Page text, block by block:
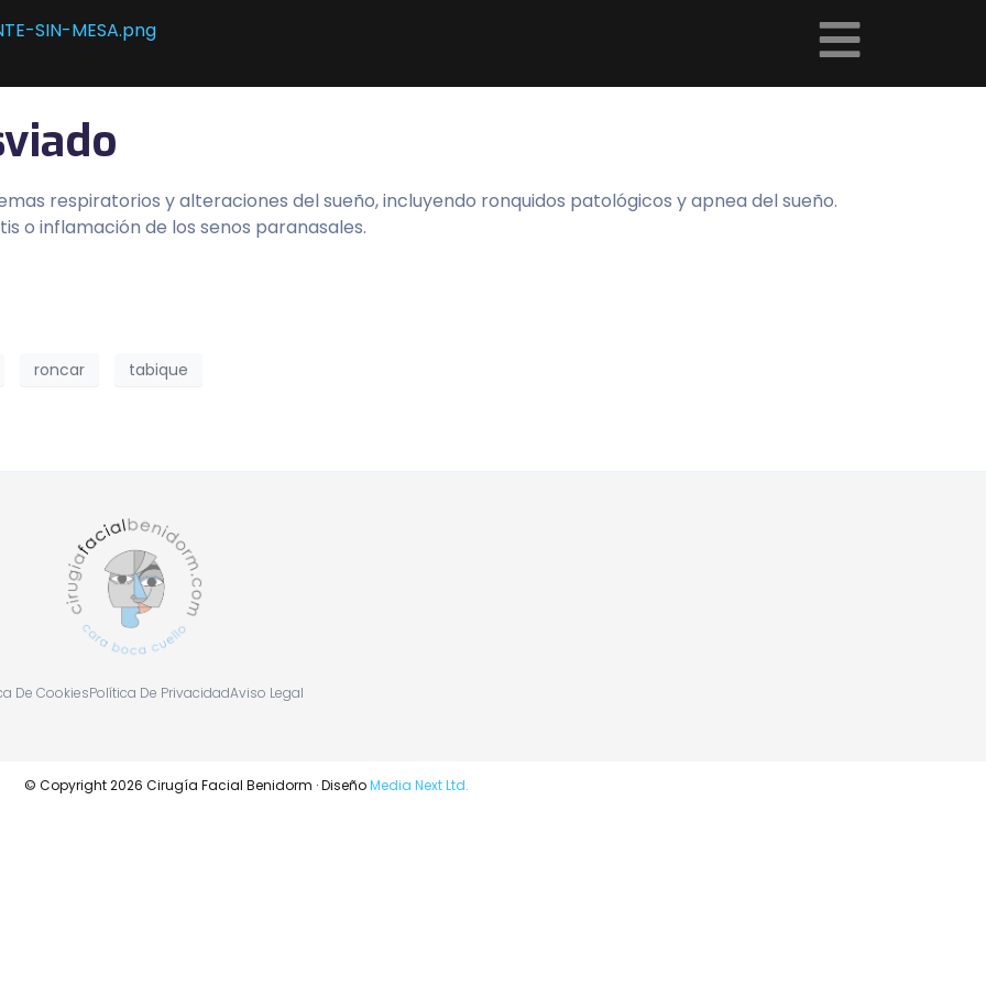
respiratorios y alteraciones del sueño, incluyendo ronquidos patológicos y apnea del sueño.
o inflamación de los senos paranasales.
roncar tabique
De CookiesPolítica De PrivacidadAviso Legal
© Copyright 2026 Cirugía Facial Benidorm · DiseñoMedia Next Ltd.